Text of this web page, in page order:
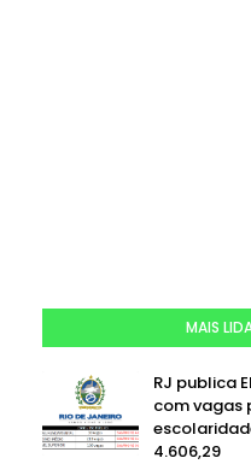
MAIS
RJ publica
com vagas
4.606,29